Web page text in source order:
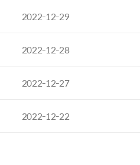
2022-12-29
2022-12-28
2022-12-27
2022-12-22